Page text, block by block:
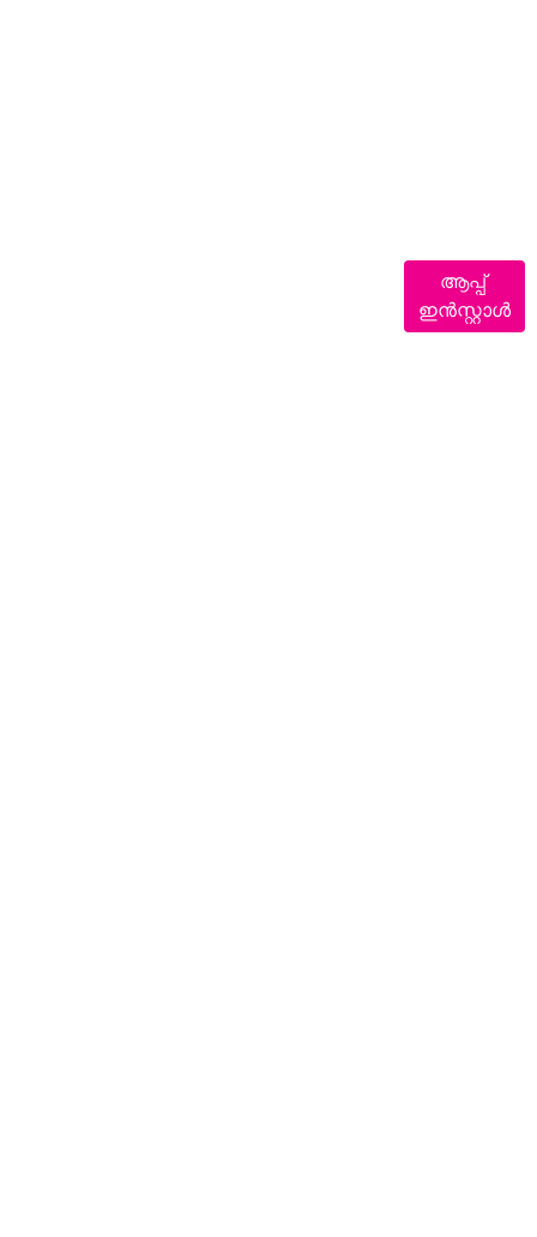
ആപ്പ്
ഇൻസ്റ്റാൾ